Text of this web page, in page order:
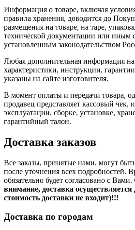
Информация о товаре, включая
правила хранения, доводится до
размещения на товаре, на таре,
технической документации или иным
установленным законодательством
Любая дополнительная информация
характеристики, инструкции,
указаны на сайте изготовителя.
В момент оплаты и передачи товара,
продавец представляет кассовый чек,
эксплуатации, сборке, установке,
гарантийный талон.
Доставка заказов
Все заказы, принятые нами, могут
после уточнения всех подробностей.
обязательно будет согласовано с Вами.
внимание, доставка осуществляется
стоимость доставки не входит)!!!
Доставка по городам